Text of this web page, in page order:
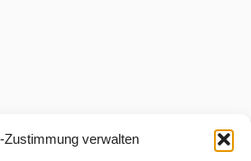
Zustimmung verwalten